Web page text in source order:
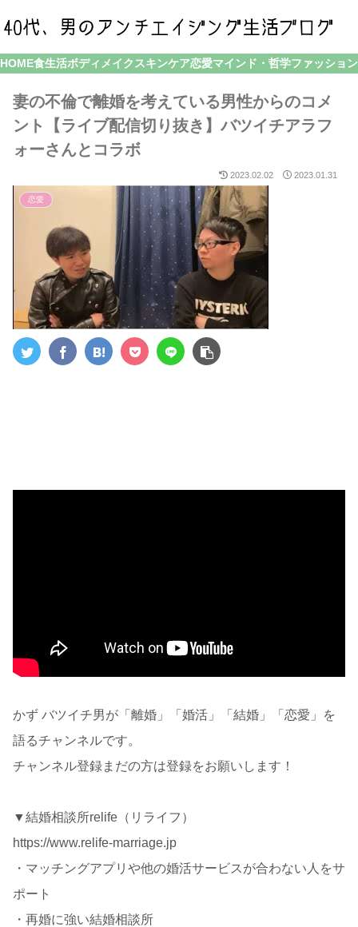
HOME食生活ボディメイク スキンケア恋愛マインド・哲学ファッション
妻の不倫で離婚を考えている男性からのコメ
ント【ライブ配信切り抜き】バツイチアラフ
ォーさんとコラボ
2023.02.02 2023.01.31
恋愛
かず バツイチ男が「離婚」「婚活」「結婚」「恋愛」を
語るチャンネルです。
チャンネル登録まだの方は登録をお願いします！
▼結婚相談所relife（リライフ）
https://www.relife-marriage.jp
・マッチングアプリや他の婚活サービスが合わない人をサ
ポート
・再婚に強い結婚相談所